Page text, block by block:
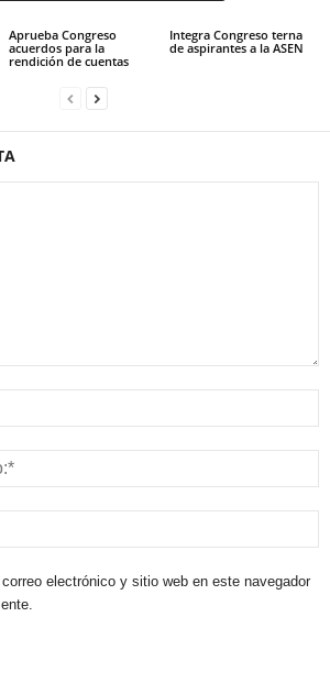
Aprueba Congreso
acuerdos para la
rendición de cuentas
Integra Congreso terna
de aspirantes a la ASEN
electrónico y sitio web en este navegador